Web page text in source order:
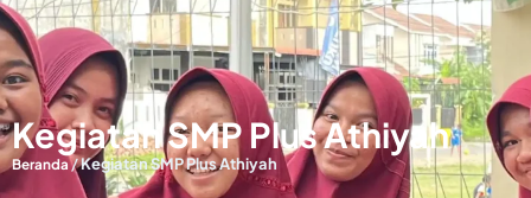
Kegiatan SMP Plus Athiyah
Beranda/Kegiatan SMP Plus Athiyah